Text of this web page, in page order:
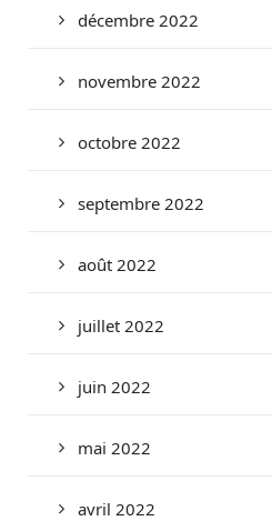
décembre 2022
novembre 2022
octobre 2022
septembre 2022
août 2022
juillet 2022
juin 2022
mai 2022
avril 2022